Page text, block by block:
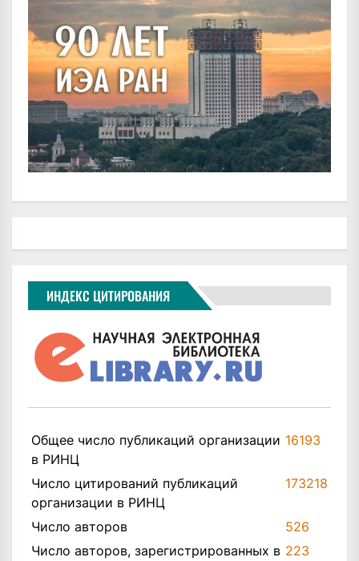
ИНДЕКС ЦИТИРОВАНИЯ
Общее число публикаций организации
в РИНЦ
16193
Число цитирований публикаций
организации в РИНЦ
173218
Число авторов
526
Число авторов, зарегистрированных в 223